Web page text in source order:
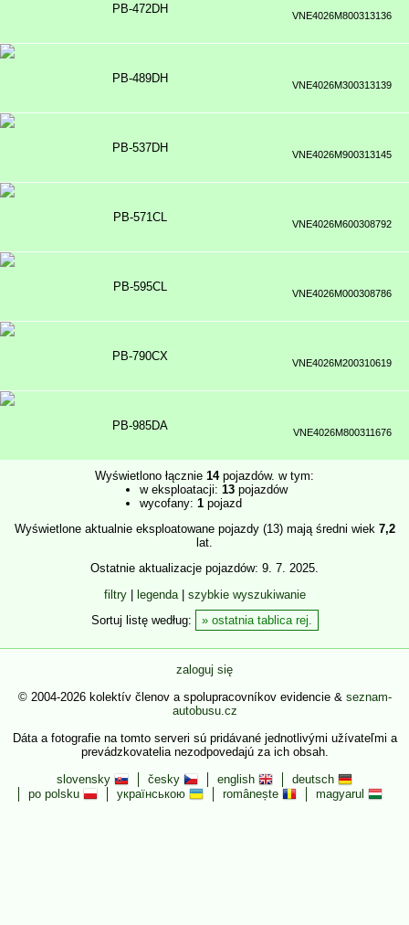
PB-472DH VNE4026M800313136
PB-489DH VNE4026M300313139
PB-537DH VNE4026M900313145
PB-571CL VNE4026M600308792
PB-595CL VNE4026M000308786
PB-790CX VNE4026M200310619
PB-985DA VNE4026M800311676
Wyświetlono łącznie 14pojazdów. w tym:
w eksploatacji: 13 pojazdów
wycofany: 1 pojazd
Wyświetlone aktualnie eksploatowane pojazdy (13) mają średni wiek 7,2
lat.
Ostatnie aktualizacje pojazdów: 9. 7. 2025.
filtry| legenda| szybkie wyszukiwanie
Sortuj listę według:
ostatnia tablica rej.
zaloguj się
© 2004-2026 kolektív členov a spolupracovníkov evidencie & seznam-
autobusu.cz
Dáta a fotografie na tomto serveri sú pridávané jednotlivými užívateľmi a
prevádzkovatelia nezodpovedajú za ich obsah.
slovensky
česky english
deutsch
po polsku
українською românește magyarul